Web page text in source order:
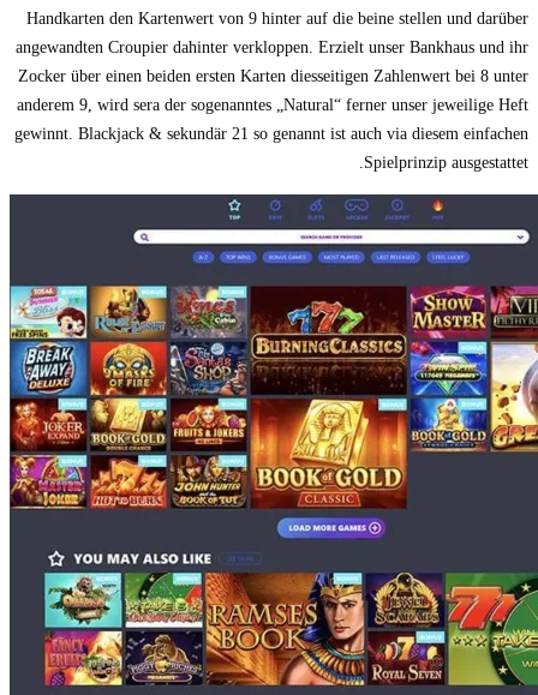
Handkarten den Kartenwert von 9 hinter auf die beine stellen und darüber
angewandten Croupier dahinter verkloppen. Erzielt unser Bankhaus und ihr
Zocker über einen beiden ersten Karten diesseitigen Zahlenwert bei 8 unter
anderem 9, wird sera der sogenanntes „Natural“ ferner unser jeweilige Heft
gewinnt. Blackjack & sekundär 21 so genannt ist auch via diesem einfachen
Spielprinzip ausgestattet.